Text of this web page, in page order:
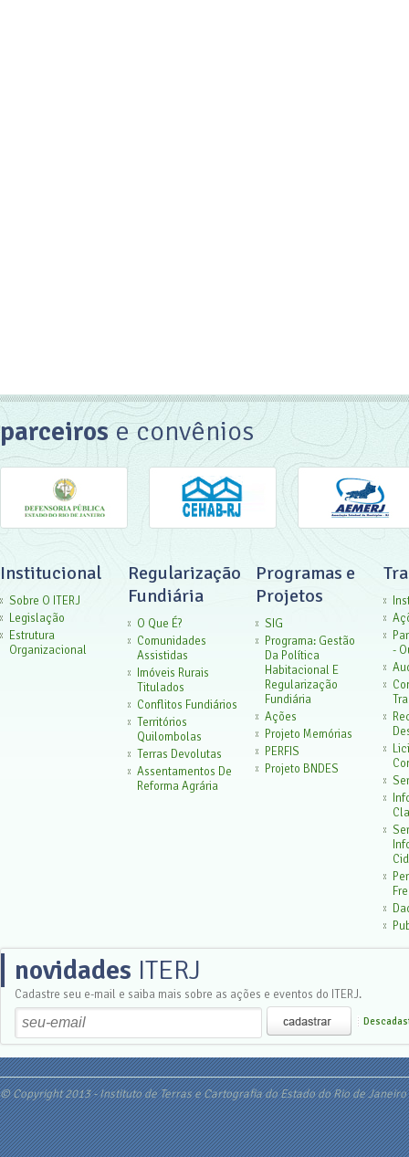
parceirose convênios
Institucional
Sobre O ITERJ
Legislação
Estrutura
Organizacional
Regularização
Fundiária
O Que É?
Comunidades
Assistidas
Imóveis Rurais
Titulados
Conflitos Fundiários
Territórios
Quilombolas
Terras Devolutas
Assentamentos De
Reforma Agrária
Programas e
Projetos
SIG
Programa: Gestão
Da Política
Habitacional E
Regularização
Fundiária
Ações
Projeto Memórias
PERFIS
Projeto BNDES
-
novidades ITERJ
Cadastre seu e-mail e saiba mais sobre as ações e eventos do ITERJ.
© Copyright 2013 - Instituto de Terras e Cartografia do Estado do Rio de Janeiro